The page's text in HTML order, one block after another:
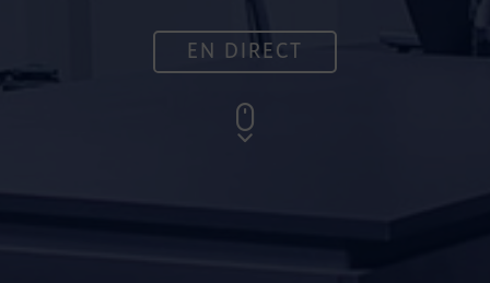
EN DIRECT